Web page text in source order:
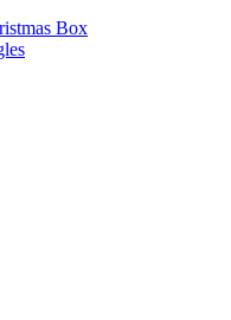
Box